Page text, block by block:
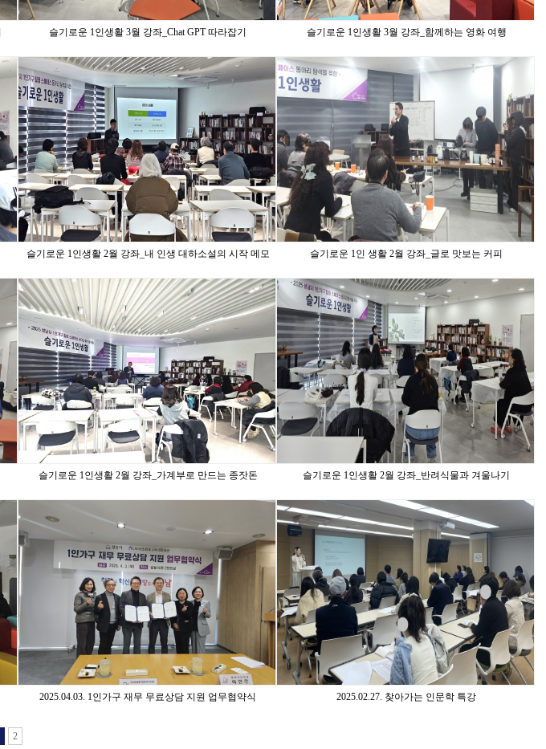
슬기로운 1인생활 3월 강좌_Chat GPT 따라잡기 슬기로운 1인생활 3월 강좌_함께하는 영화 여행
슬기로운 1인생활 2월 강좌_내 인생 대하소설의 시작 메모 슬기로운 1인 생활 2월 강좌_글로 맛보는 커피
슬기로운 1인생활 2월 강좌_가계부로 만드는 종잣돈 슬기로운 1인생활 2월 강좌_반려식물과 겨울나기
2025.04.03. 1인가구 재무 무료상담 지원 업무협약식 2025.02.27. 찾아가는 인문학 특강
2